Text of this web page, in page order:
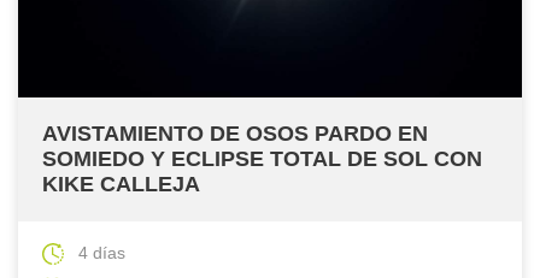
AVISTAMIENTO DE OSOS PARDO EN
SOMIEDO Y ECLIPSE TOTAL DE SOL CON
KIKE CALLEJA
4 días